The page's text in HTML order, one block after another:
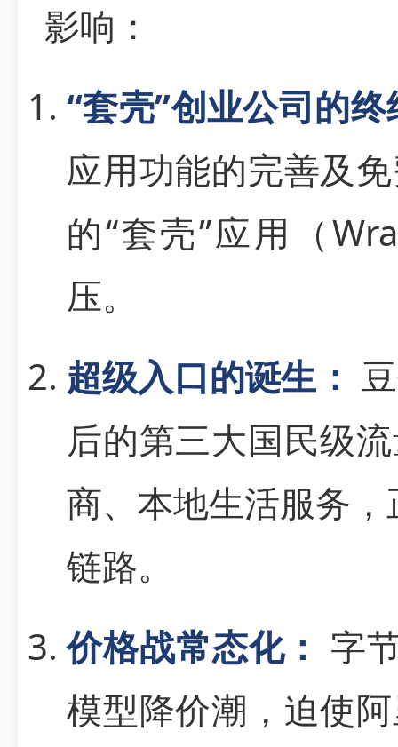
影响：
“套壳”创业公司的
应用功能的完善及
的“套壳”应用（
压。
超级入口的诞生：
后的第三大国民级
商、本地生活服务，
链路。
价格战常态化： 字
模型降价潮，迫使